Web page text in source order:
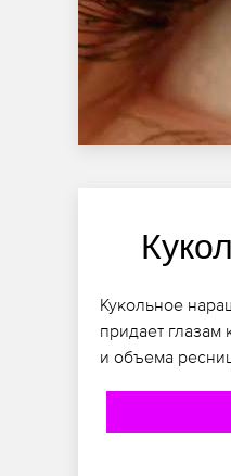
Кукольное
придает
и объема